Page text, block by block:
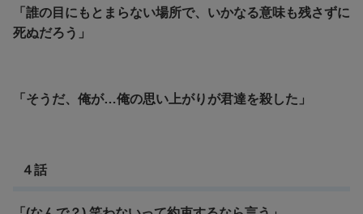
「誰の目にもとまらない場所で、いかなる意味も残さずに
死ぬだろう」
「そうだ、俺が…俺の思い上がりが君達を殺した」
４話